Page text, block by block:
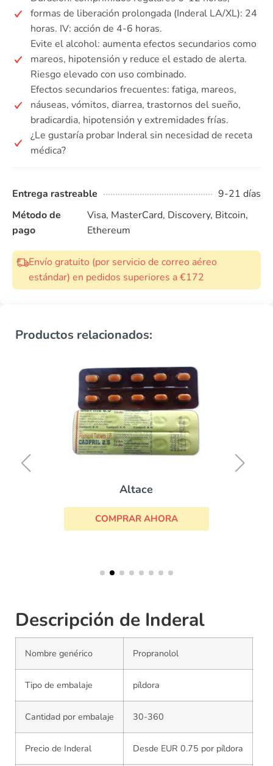
formas de liberación prolongada (Inderal LA/XL): 24
horas. IV: acción de 4-6 horas.
Evite el alcohol: aumenta efectos secundarios como
mareos, hipotensión y reduce el estado de alerta.
Riesgo elevado con uso combinado.
Efectos secundarios frecuentes: fatiga, mareos,
náuseas, vómitos, diarrea, trastornos del sueño,
bradicardia, hipotensión y extremidades frías.
¿Le gustaría probar Inderal sin necesidad de receta
médica?
Entrega rastreable
9-21 días
Método de
pago
Visa, MasterCard, Discovery, Bitcoin,
Ethereum
Envío gratuito (por servicio de correo aéreo
estándar) en pedidos superiores a €172
Productos relacionados:
Altace
COMPRAR AHORA
Descripción de Inderal
Nombre genérico Propranolol
Tipo de embalaje píldora
Cantidad por embalaje 30-360
Precio de Inderal Desde EUR 0.75 por píldora